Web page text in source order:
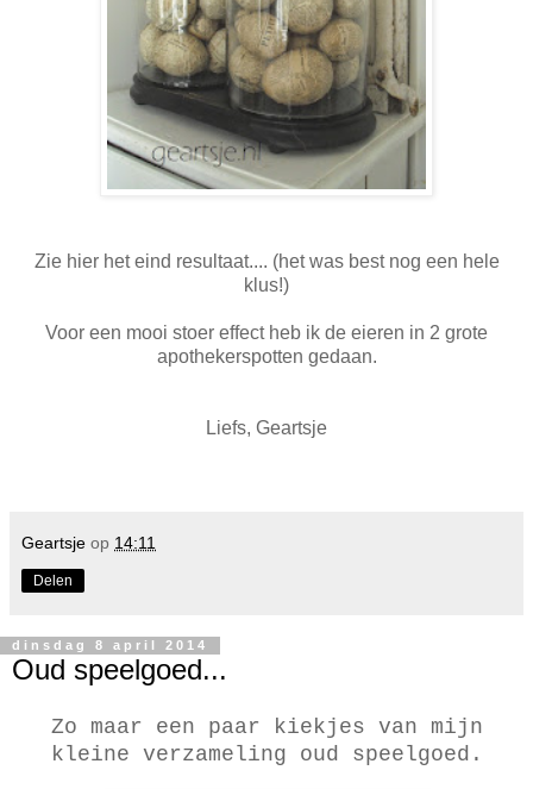
Zie hier het eind resultaat.... (het was best nog een hele
klus!)
Voor een mooi stoer effect heb ik de eieren in 2 grote
apothekerspotten gedaan.
Liefs, Geartsje
Geartsje op 14:11
Delen
dinsdag 8 april 2014
Oud speelgoed...
Zo maar een paar kiekjes van mijn
kleine verzameling oud speelgoed.